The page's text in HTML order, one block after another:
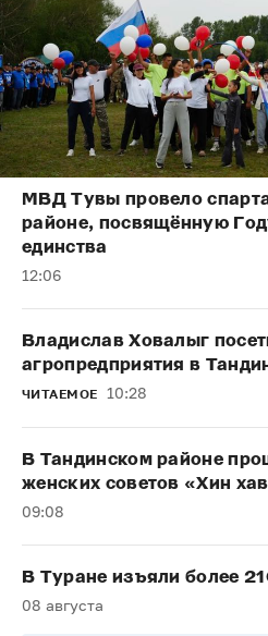
МВД Тувы провело
районе, посвящённую
единства
12:06
Владислав Ховалыг
агропредприятия в
ЧИТАЕМОЕ 10:28
В Тандинском районе
женских советов «Хин
09:08
В Туране изъяли более
08 августа